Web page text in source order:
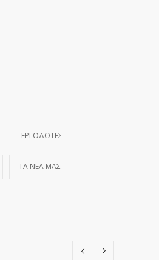
ΕΡΓΟΔΟΤΕΣ
ΤΑ ΝΈΑ ΜΑΣ